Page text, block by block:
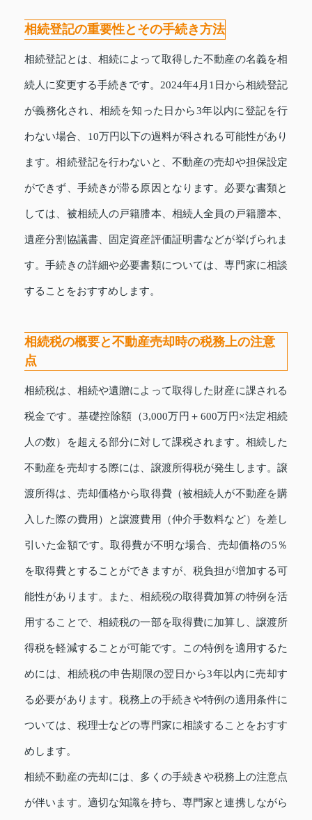
相続登記の重要性とその手続き方法
相続登記とは、相続によって取得した不動産の名義を相
続人に変更する手続きです。2024年4月1日から相続登記
が義務化され、相続を知った日から3年以内に登記を行
わない場合、10万円以下の過料が科される可能性があり
ます。相続登記を行わないと、不動産の売却や担保設定
ができず、手続きが滞る原因となります。必要な書類と
しては、被相続人の戸籍謄本、相続人全員の戸籍謄本、
遺産分割協議書、固定資産評価証明書などが挙げられま
す。手続きの詳細や必要書類については、専門家に相談
することをおすすめします。
相続税の概要と不動産売却時の税務上の注意
点
相続税は、相続や遺贈によって取得した財産に課される
税金です。基礎控除額（3,000万円＋600万円×法定相続
人の数）を超える部分に対して課税されます。相続した
不動産を売却する際には、譲渡所得税が発生します。譲
渡所得は、売却価格から取得費（被相続人が不動産を購
入した際の費用）と譲渡費用（仲介手数料など）を差し
引いた金額です。取得費が不明な場合、売却価格の5％
を取得費とすることができますが、税負担が増加する可
能性があります。また、相続税の取得費加算の特例を活
用することで、相続税の一部を取得費に加算し、譲渡所
得税を軽減することが可能です。この特例を適用するた
めには、相続税の申告期限の翌日から3年以内に売却す
る必要があります。税務上の手続きや特例の適用条件に
ついては、税理士などの専門家に相談することをおすす
めします。
相続不動産の売却には、多くの手続きや税務上の注意点
が伴います。適切な知識を持ち、専門家と連携しながら